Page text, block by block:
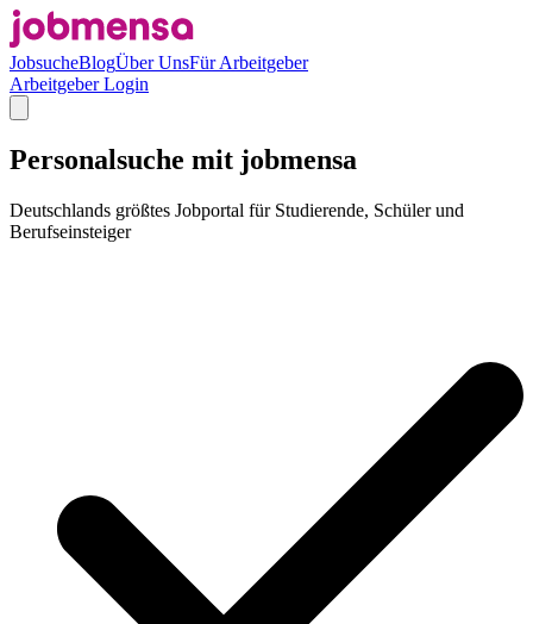
JobsucheBlogÜber UnsFür Arbeitgeber
Arbeitgeber Login
Personalsuche mit jobmensa
Deutschlands größtes Jobportal für Studierende, Schüler und
Berufseinsteiger